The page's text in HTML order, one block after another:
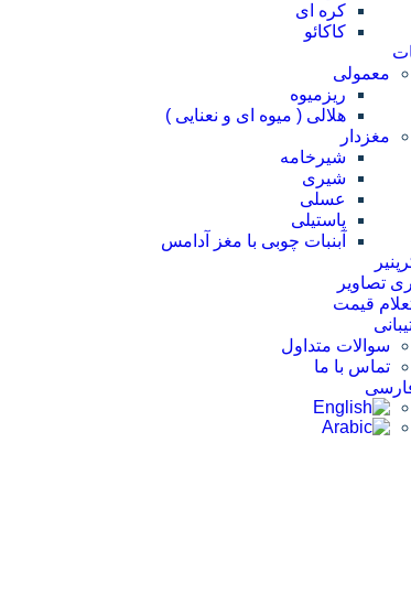
کره ای
کاکائو
معمولی
ریزمیوه
هلالی ( میوه ای و نعنایی )
مغزدار
شیرخامه
شیری
عسلی
پاستیلی
آبنبات چوبی با مغز آدامس
تصاویر
قیمت
سوالات متداول
تماس با ما